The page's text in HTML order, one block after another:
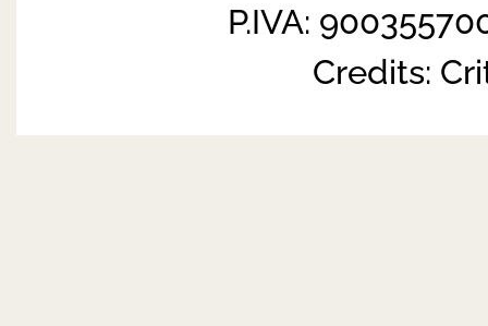
P.IVA:
Credits: